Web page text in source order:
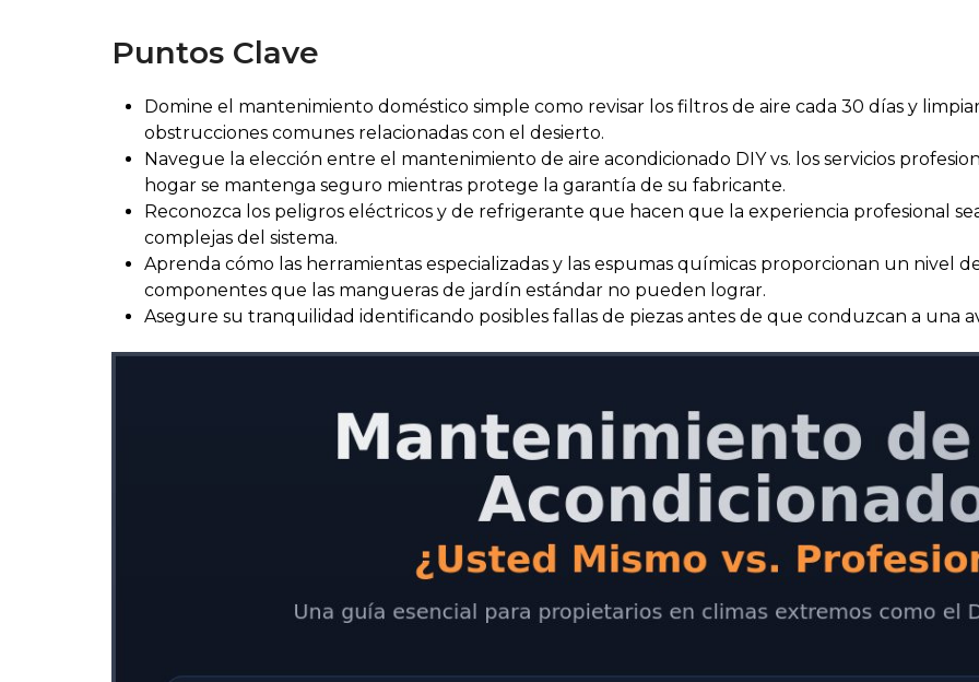
Puntos Clave
Domine el mantenimiento doméstico simple como revisar los filtros de aire cada 30 días y
obstrucciones comunes relacionadas con el desierto.
Navegue la elección entre el mantenimiento de aire acondicionado DIY vs. los servicios
hogar se mantenga seguro mientras protege la garantía de su fabricante.
Reconozca los peligros eléctricos y de refrigerante que hacen que la experiencia profesional
complejas del sistema.
Aprenda cómo las herramientas especializadas y las espumas químicas proporcionan un nivel
componentes que las mangueras de jardín estándar no pueden lograr.
Asegure su tranquilidad identificando posibles fallas de piezas antes de que conduzcan a una